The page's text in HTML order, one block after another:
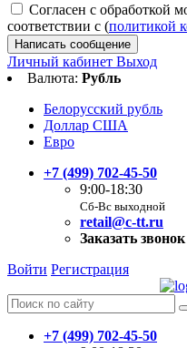
Согласен с обработкой
соответствии с (политикой
Написать сообщение
Личный кабинет Выход
Валюта: Рубль
Белорусский рубль
Доллар США
Евро
+7 (499) 702-45-50
9:00-18:30
Сб-Вс выходной
retail@c-tt.ru
Заказать звонок
Войти Регистрация
+7 (499) 702-45-50